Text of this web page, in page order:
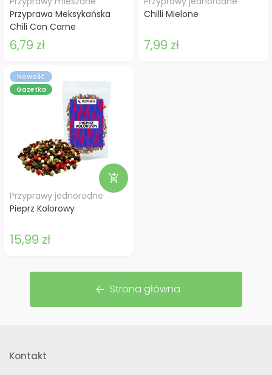
Przyprawa Meksykańska
Chili Con Carne
6,79 zł
Chilli Mielone
7,99 zł
Nowość
Gazetka
add_shopping_cart
Przyprawy jednorodne
Pieprz Kolorowy
15,99 zł
arrow_back Strona główna
Kontakt